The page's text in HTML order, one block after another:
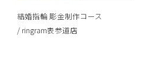
結婚指輪 彫金制作コース
ringram表参道店